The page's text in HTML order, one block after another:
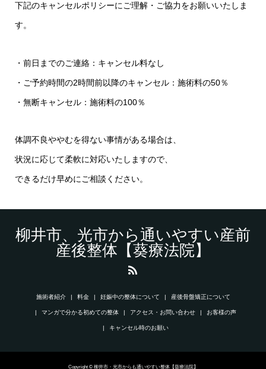
下記のキャンセルポリシーにご理解・ご協力をお願いいたしま
す。
・前日までのご連絡：キャンセル料なし
・ご予約時間の2時間前以降のキャンセル：施術料の50％
・無断キャンセル：施術料の100％
体調不良ややむを得ない事情がある場合は、
状況に応じて柔軟に対応いたしますので、
できるだけ早めにご相談ください。
柳井市、光市から通いやすい産前
産後整体【葵療法院】
施術者紹介 料金 妊娠中の整体について 産後骨盤矯正について
マンガで分かる初めての整体 アクセス・お問い合わせ お客様の声
キャンセル時のお願い
Copyright © 柳井市・光市からも通いやすい整体【葵療法院】